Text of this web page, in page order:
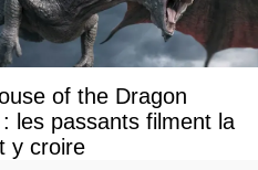
of the Dragon
les passants filment la
y croire